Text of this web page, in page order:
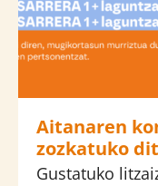
Aitanaren
zozkatuko
Gustatuko